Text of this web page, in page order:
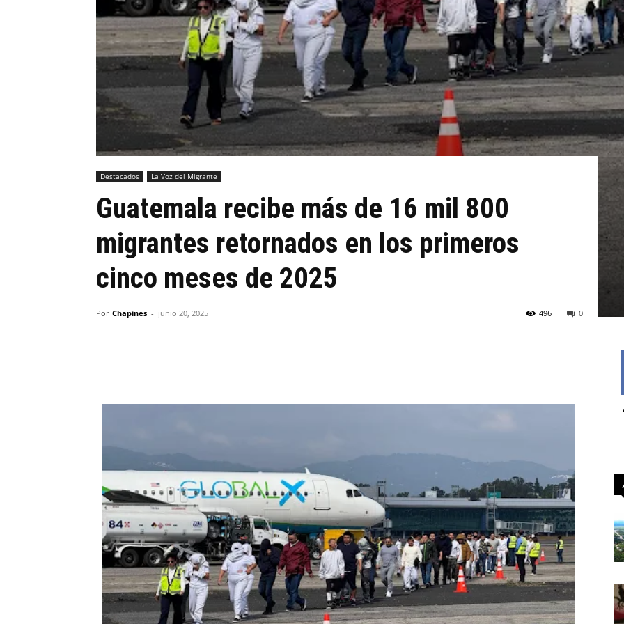
Destacados La Voz del Migrante
Guatemala recibe más de 16 mil 800
migrantes retornados en los primeros
cinco meses de 2025
Por Chapines - junio 20, 2025 0
496